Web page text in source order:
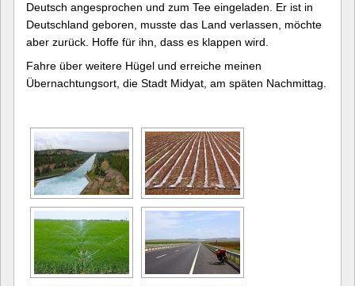
Deutsch angesprochen und zum Tee eingeladen. Er ist in
Deutschland geboren, musste das Land verlassen, möchte
aber zurück. Hoffe für ihn, dass es klappen wird.
Fahre über weitere Hügel und erreiche meinen
Übernachtungsort, die Stadt Midyat, am späten Nachmittag.